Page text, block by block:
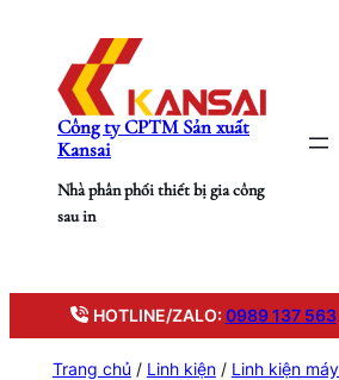
Công ty CPTM Sản xuất
Kansai
Nhà phân phối thiết bị gia công
sau in
HOTLINE/ZALO: 0989 137 563
Trang chủ / Linh kiện/ Linh kiện